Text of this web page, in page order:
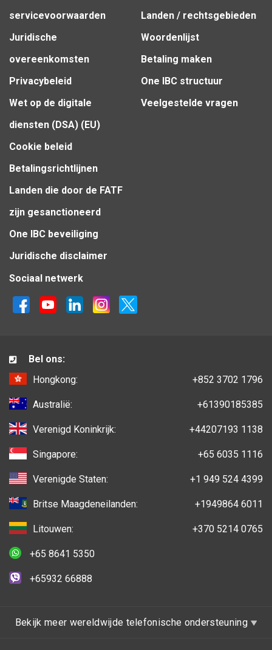
servicevoorwaarden
Juridische
overeenkomsten
Privacybeleid
Wet op de digitale
diensten (DSA) (EU)
Cookie beleid
Betalingsrichtlijnen
Landen die door de FATF
zijn gesanctioneerd
One IBC beveiliging
Juridische disclaimer
Landen / rechtsgebieden
Woordenlijst
Betaling maken
One IBC structuur
Veelgestelde vragen
Sociaal netwerk
Bel ons:
Hongkong:
+852 3702 1796
Australië: +61390185385
Verenigd Koninkrijk: +44207193 1138
Singapore: +65 6035 1116
Verenigde Staten: +1 949 524 4399
Britse Maagdeneilanden: +1949864 6011
Litouwen: +370 5214 0765
+65 8641 5350
+65932 66888
Bekijk meer wereldwijde telefonische ondersteuning